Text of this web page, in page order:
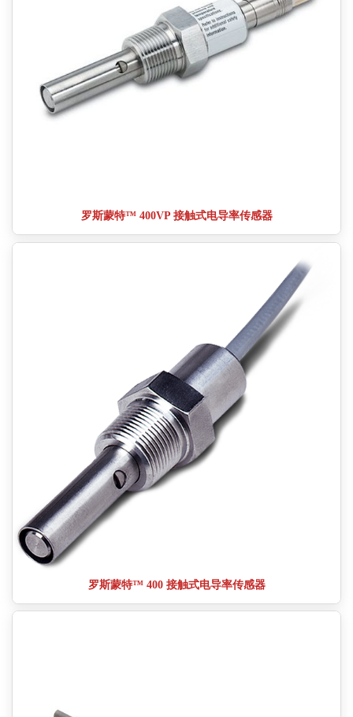
罗斯蒙特™ 400VP 接触式电导率传感器
罗斯蒙特™ 400 接触式电导率传感器